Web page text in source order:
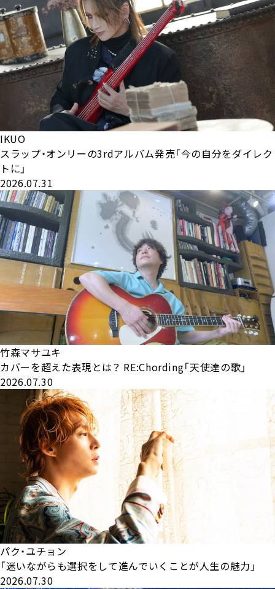
IKUO
スラップ・オンリーの3rdアルバム発売「今の自分をダイレク
トに」
2026.07.31
竹森マサユキ
カバーを超えた表現とは？ RE:Chording「天使達の歌」
2026.07.30
パク・ユチョン
「迷いながらも選択をして進んでいくことが人生の魅力」
2026.07.30